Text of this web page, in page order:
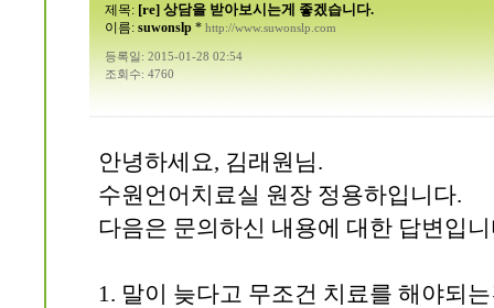
제목: [re] 상담을 받아보시는게 좋겠습니다.
이름: suwonslp* http://www.suwonslp.com
등록일: 2015-01-28 02:54
조회수: 4760
안녕하세요, 김래원님.
수원언어치료실 원장 정용하입니다.
다음은 문의하신 내용에 대한 답변입
1. 말이 늦다고 무조건 치료를 해야되